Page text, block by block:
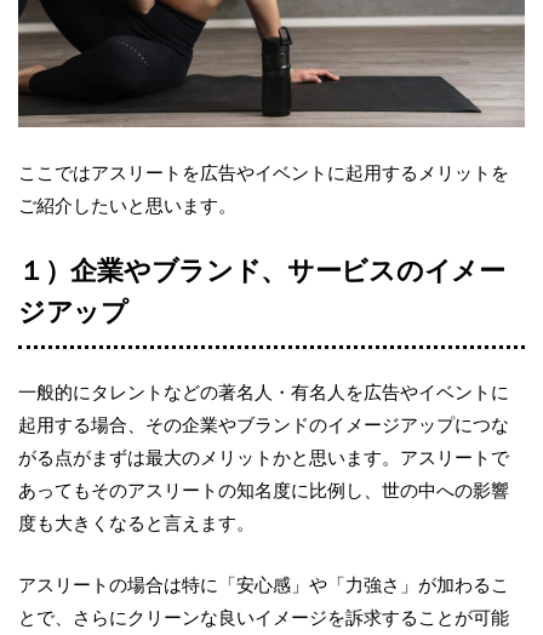
ここではアスリートを広告やイベントに起用するメリットを
ご紹介したいと思います。
１）企業やブランド、 サービスのイメー
ジアップ
一般的にタレントなどの著名人・有名人を広告やイベントに
起用する場合、その企業やブランドのイメージアップにつな
がる点がまずは最大のメリットかと思います。アスリートで
あってもそのアスリートの知名度に比例し、世の中への影響
度も大きくなると言えます。
アスリートの場合は特に「安心感」や「力強さ」が加わるこ
とで、さらにクリーンな良いイメージを訴求することが可能